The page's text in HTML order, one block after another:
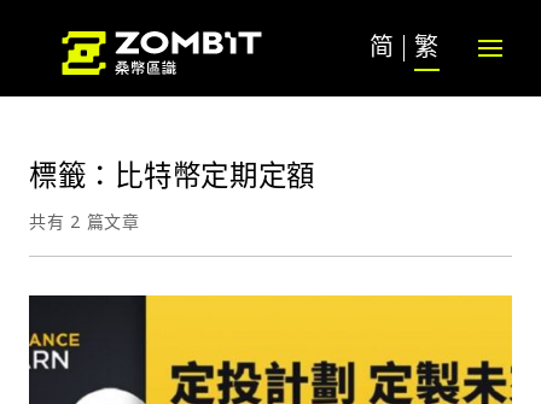
简 繁
標籤：比特幣定期定額
共有 2 篇文章